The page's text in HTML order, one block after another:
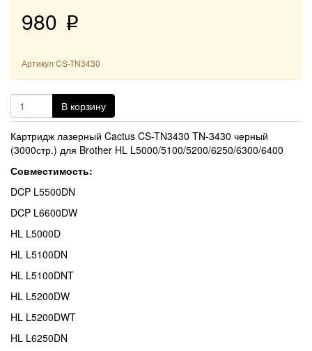
980 p
АртикулCS-TN3430
В корзину
Картридж лазерный Cactus CS-TN3430 TN-3430 черный
(3000стр.) для Brother HL L5000/5100/5200/6250/6300/6400
Совместимость:
DCP L5500DN
DCP L6600DW
HL L5000D
HL L5100DN
HL L5100DNT
HL L5200DW
HL L5200DWT
HL L6250DN